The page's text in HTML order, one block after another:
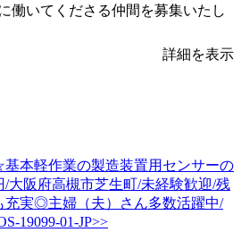
働いてくださる仲間を募集いたし
詳細を表示